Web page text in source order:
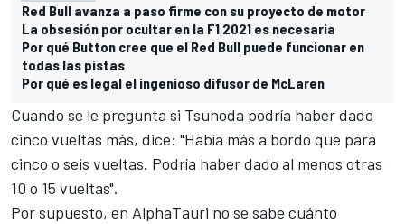
Red Bull avanza a paso firme con su proyecto de motor
La obsesión por ocultar en la F1 2021 es necesaria
Por qué Button cree que el Red Bull puede funcionar en
todas las pistas
Por qué es legal el ingenioso difusor de McLaren
Cuando se le pregunta si Tsunoda podría haber dado
cinco vueltas más, dice: "Había más a bordo que para
cinco o seis vueltas. Podría haber dado al menos otras
10 o 15 vueltas".
Por supuesto, en AlphaTauri no se sabe cuánto